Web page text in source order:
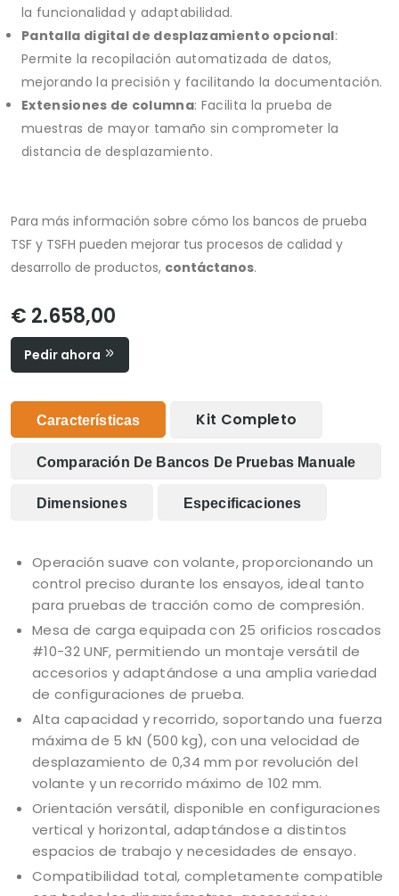
la funcionalidad y adaptabilidad.
Pantalla digital de desplazamiento opcional:
Permite la recopilación automatizada de datos,
mejorando la precisión y facilitando la documentación.
Extensiones de columna: Facilita la prueba de
muestras de mayor tamaño sin comprometer la
distancia de desplazamiento.
Para más información sobre cómo los bancos de prueba
TSF y TSFH pueden mejorar tus procesos de calidad y
desarrollo de productos, contáctanos.
€ 2.658,00
Pedir ahora
Características Kit Completo
Comparación De Bancos De Pruebas Manuale
Dimensiones Especificaciones
Operación suave con volante, proporcionando un
control preciso durante los ensayos, ideal tanto
para pruebas de tracción como de compresión.
Mesa de carga equipada con 25 orificios roscados
#10-32 UNF, permitiendo un montaje versátil de
accesorios y adaptándose a una amplia variedad
de configuraciones de prueba.
Alta capacidad y recorrido, soportando una fuerza
máxima de 5 kN (500 kg), con una velocidad de
desplazamiento de 0,34 mm por revolución del
volante y un recorrido máximo de 102 mm.
Orientación versátil, disponible en configuraciones
vertical y horizontal, adaptándose a distintos
espacios de trabajo y necesidades de ensayo.
Compatibilidad total, completamente compatible